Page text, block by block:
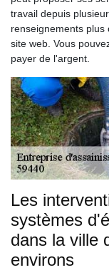
travail depuis
renseignements plus
site web. Vous
payer de l'argent.
Les
systèmes
dans la ville
environs